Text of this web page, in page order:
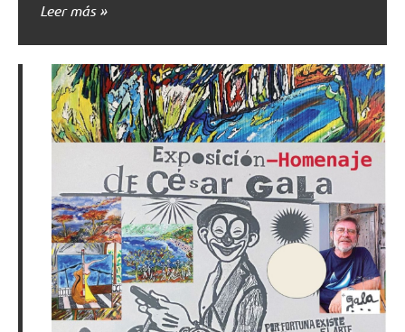
Leer más